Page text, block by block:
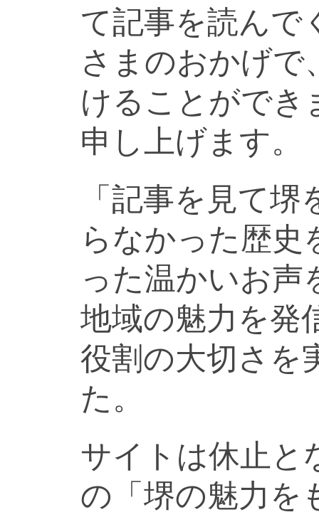
て記事を読んで
さまのおかげで
けることができ
申し上げます。
「記事を見て
らなかった歴史
った温かいお声
地域の魅力を発
役割の大切さを
た。
サイトは休止と
の「堺の魅力を